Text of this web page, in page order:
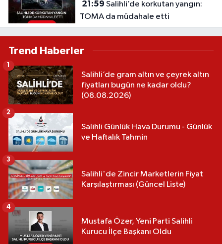
21:59
TOMA da müdahale etti
Trend Haberler
Salihli’de gram altın ve çeyrek altın
fiyatları bugün ne kadar oldu?
(08.08.2026)
1
Salihli Günlük Hava Durumu - Günlük
ve Haftalık Tahmin
2
Salihli'de Zincir Marketlerin Fiyat
Karşılaştırması (Güncel Liste)
3
Mustafa Özer, Yeni Parti Salihli
Kurucu İlçe Başkanı Oldu
4